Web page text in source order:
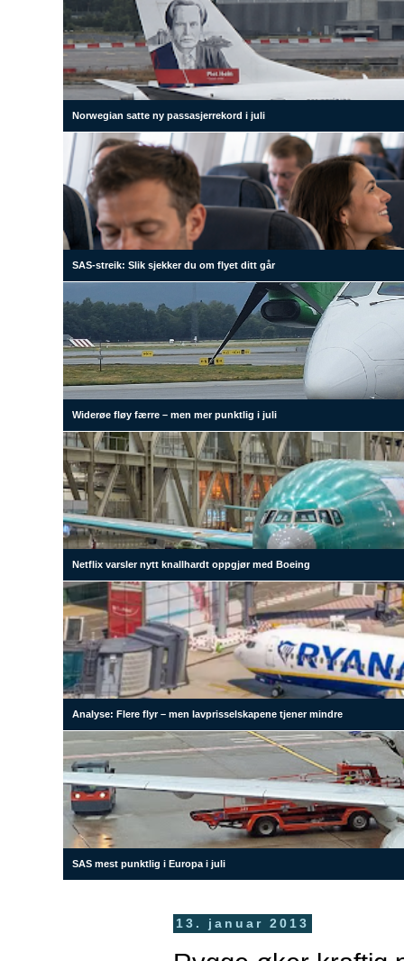
Norwegian satte ny passasjerrekord i juli
SAS-streik: Slik sjekker du om flyet ditt går
Widerøe fløy færre – men mer punktlig i juli
Netflix varsler nytt knallhardt oppgjør med Boeing
Analyse: Flere flyr – men lavprisselskapene tjener mindre
SAS mest punktlig i Europa i juli
13. januar 2013